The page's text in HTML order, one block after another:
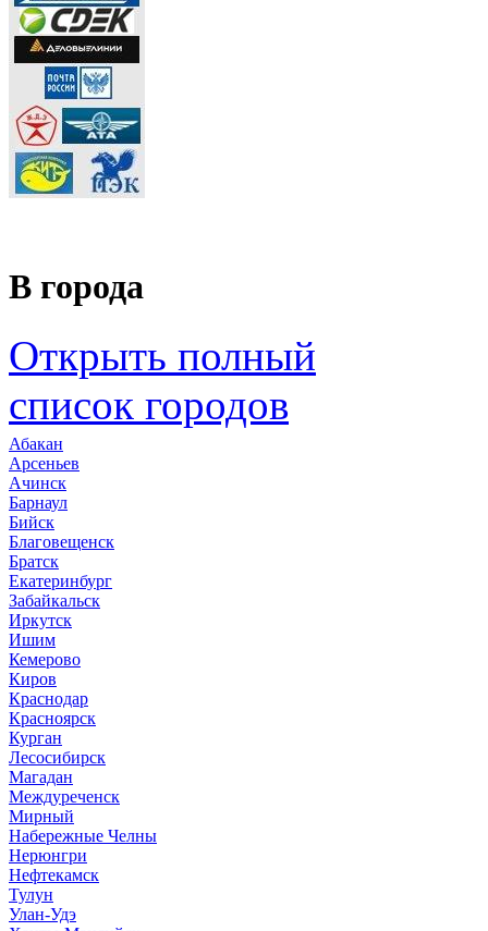
В города
Открыть полный
список городов
Абакан
Арсеньев
Ачинск
Барнаул
Бийск
Благовещенск
Братск
Екатеринбург
Забайкальск
Иркутск
Ишим
Кемерово
Киров
Краснодар
Красноярск
Курган
Лесосибирск
Магадан
Междуреченск
Мирный
Набережные Челны
Нерюнгри
Нефтекамск
Тулун
Улан-Удэ